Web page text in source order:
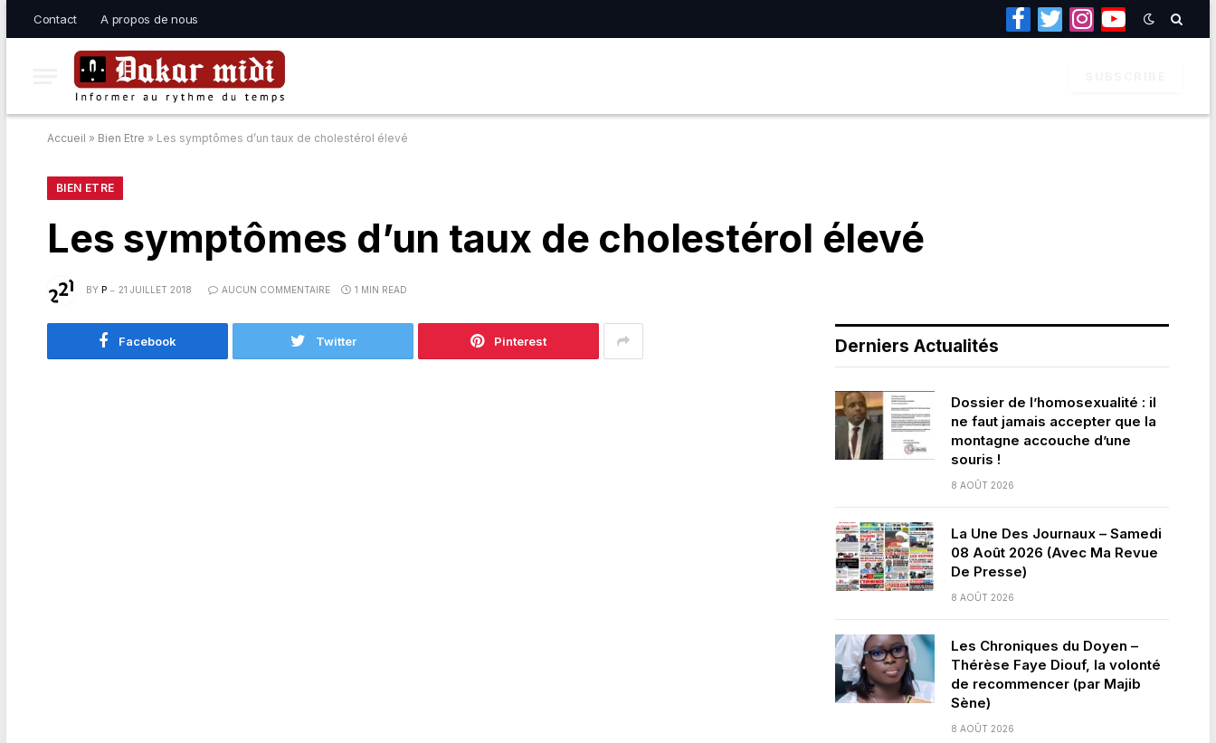
Contact A propos de nous
Facebook
TwitterInstagramYouTube
Accueil » Bien Etre » Les symptômes d’un taux de cholestérol élevé
BIEN ETRE
Les symptômes d’un taux de cholestérol élevé
BY P 21 JUILLET 2018 AUCUN COMMENTAIRE 1 MIN READ
Facebook Twitter Pinterest Derniers Actualités
Dossier de l’homosexualité : il
ne faut jamais accepter que la
montagne accouche d’une
souris !
8 AOÛT 2026
La Une Des Journaux – Samedi
08 Août 2026 (Avec Ma Revue
De Presse)
8 AOÛT 2026
Les Chroniques du Doyen –
Thérèse Faye Diouf, la volonté
de recommencer (par Majib
Sène)
8 AOÛT 2026